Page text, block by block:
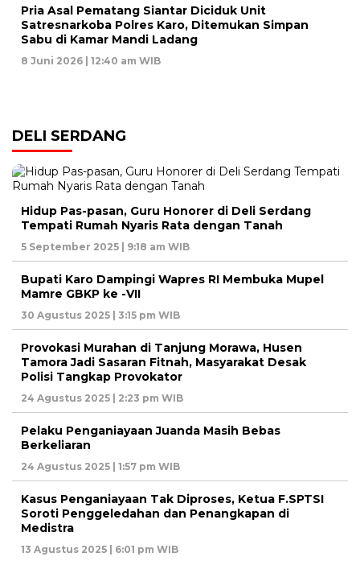
Pria Asal Pematang Siantar Diciduk Unit
Satresnarkoba Polres Karo, Ditemukan Simpan
Sabu di Kamar Mandi Ladang
8 Juni 2026 | 12:40 am WIB
DELI SERDANG
Hidup Pas-pasan, Guru Honorer di Deli Serdang
Tempati Rumah Nyaris Rata dengan Tanah
5 September 2025 | 9:18 am WIB
Bupati Karo Dampingi Wapres RI Membuka Mupel
Mamre GBKP ke -VII
30 Agustus 2025 | 3:15 pm WIB
Provokasi Murahan di Tanjung Morawa, Husen
Tamora Jadi Sasaran Fitnah, Masyarakat Desak
Polisi Tangkap Provokator
24 Agustus 2025 | 2:23 pm WIB
Pelaku Penganiayaan Juanda Masih Bebas
Berkeliaran
24 Agustus 2025 | 1:57 pm WIB
Kasus Penganiayaan Tak Diproses, Ketua F.SPTSI
Soroti Penggeledahan dan Penangkapan di
Medistra
13 Agustus 2025 | 6:01 pm WIB